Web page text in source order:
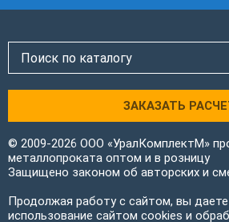
ЗАКАЗАТЬ
© 2009-2026 ООО «УралКомплектМ»
металлопроката оптом и в розницу
Защищено законом об авторских и
Продолжая работу с сайтом, вы даете
использование сайтом cookies и